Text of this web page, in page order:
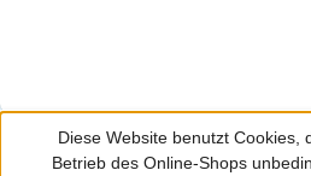
Diese Website benutzt Cookies,
Betrieb des Online-Shops